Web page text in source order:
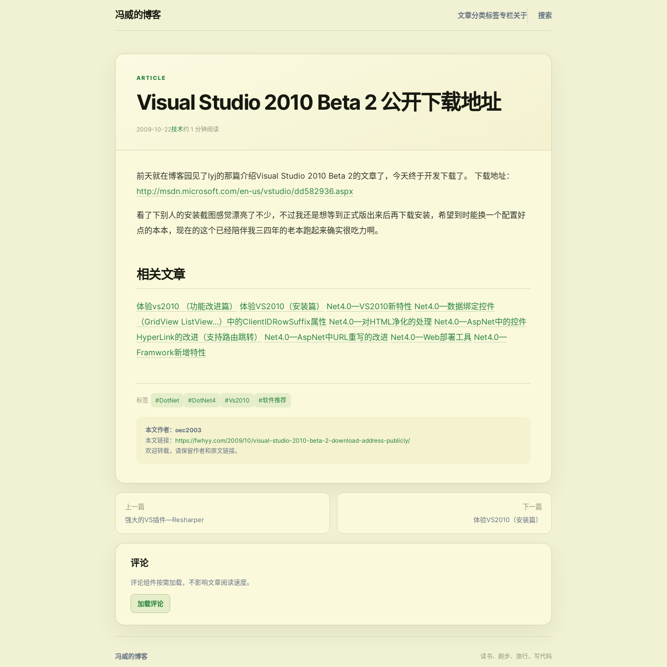
冯威的博客 文章分类标签专栏关于 搜索
ARTICLE
Visual Studio 2010 Beta 2 公开下载地址
2009-10-22技术约 1 分钟阅读
前天就在博客园见了lyj的那篇介绍Visual Studio 2010 Beta 2的文章了，今天终于开发下载了。 下载地址：
http://msdn.microsoft.com/en-us/vstudio/dd582936.aspx
看了下别人的安装截图感觉漂亮了不少，不过我还是想等到正式版出来后再下载安装，希望到时能换一个配置好
点的本本，现在的这个已经陪伴我三四年的老本跑起来确实很吃力啊。
相关文章
体验vs2010 （功能改进篇） 体验VS2010（安装篇） Net4.0—VS2010新特性 Net4.0—数据绑定控件
（GridView ListView…）中的ClientIDRowSuffix属性 Net4.0—对HTML净化的处理 Net4.0—AspNet中的控件
HyperLink的改进（支持路由跳转）
Net4.0—AspNet中URL重写的改进 Net4.0—Web部署工具 Net4.0—
Framwork新增特性
标签 #DotNet #DotNet4 #Vs2010 #软件推荐
本文作者：oec2003
本文链接： https://fwhyy.com/2009/10/visual-studio-2010-beta-2-download-address-publicly/
欢迎转载，请保留作者和原文链接。
上一篇
强大的VS插件—Resharper
下一篇
体验VS2010（安装篇）
评论
评论组件按需加载，不影响文章阅读速度。
加载评论
冯威的博客 读书、跑步、旅行、写代码